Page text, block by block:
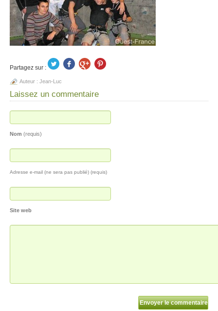
Partagez sur :
Auteur : Jean-Luc
Laissez un commentaire
Nom (requis)
Adresse e-mail (ne sera pas publié) (requis)
Site web